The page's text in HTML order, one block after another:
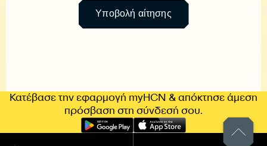
Κατέβασε την εφαρμογή myHCN & απόκτησε άμεση
πρόσβαση στη σύνδεσή σου.